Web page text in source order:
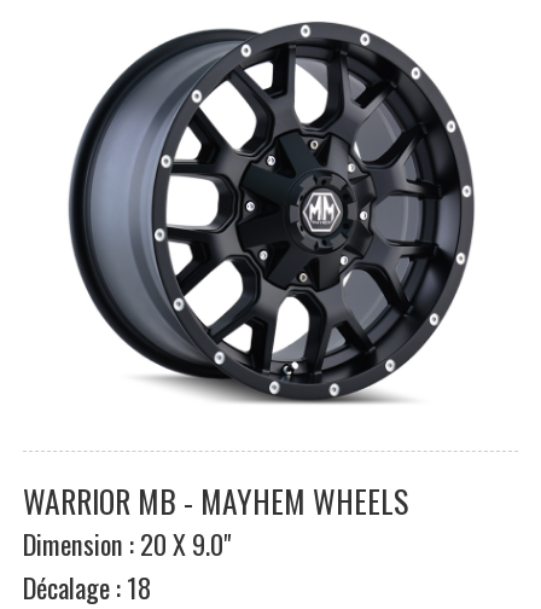
WARRIOR MB - MAYHEM WHEELS
Dimension : 20 X 9.0"
Décalage : 18